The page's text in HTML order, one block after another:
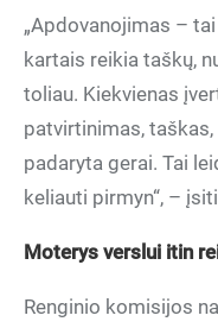
„Apdovanojimas –
kartais reikia taškų,
toliau. Kiekvienas
patvirtinimas,
padaryta gerai. Tai
keliauti pirmyn“, –
Moterys verslui itin
Renginio komisijos